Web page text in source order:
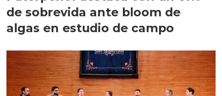
de sobrevida ante bloom de
algas en estudio de campo